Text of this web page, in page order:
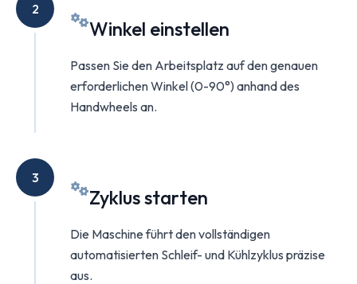
2
Winkel einstellen
Passen Sie den Arbeitsplatz auf den genauen
erforderlichen Winkel (0-90°) anhand des
Handwheels an.
3
Zyklus starten
Die Maschine führt den vollständigen
automatisierten Schleif- und Kühlzyklus präzise
aus.